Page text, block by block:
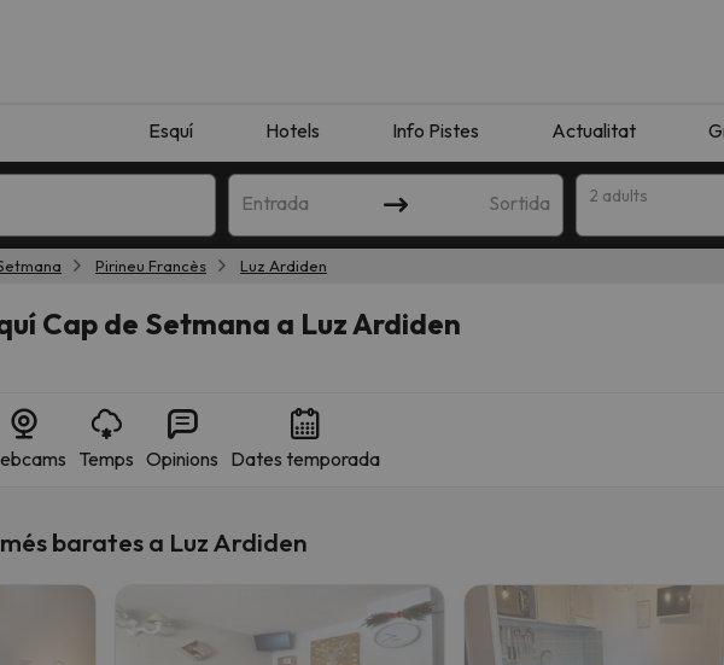
Esquí Hotels Info Pistes Actualitat
Entrada Sortida 2 adults
cercador ha perdut el nord. Quan trobi la seva brúixola torna.
Pirineu Francès Luz Ardiden
Cap de Setmana a Luz Ardiden
Temps Opinions Dates temporada
barates a Luz Ardiden